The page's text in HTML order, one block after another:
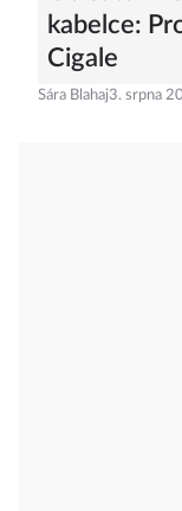
kabelce:
Cigale
Sára Blahaj3. srpna